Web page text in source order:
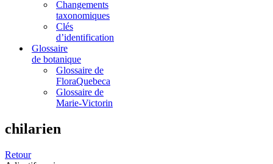
Changements
taxonomiques
Clés
d’identification
Glossaire
de botanique
Glossaire de
FloraQuebeca
Glossaire de
Marie-Victorin
chilarien
Retour